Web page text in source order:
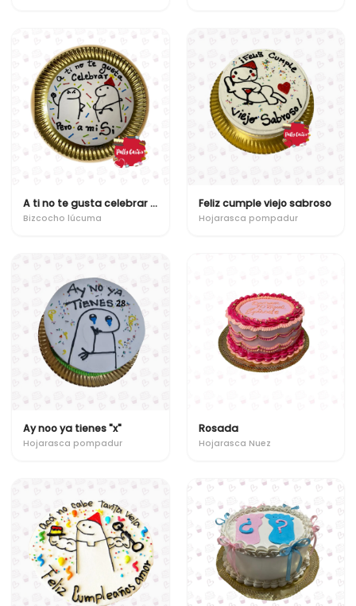
A ti no te gusta celebrar pero a mi si
Bizcocho lúcuma
Feliz cumple viejo sabroso
Hojarasca pompadur
Ay noo ya tienes "x"
Hojarasca pompadur
Rosada
Hojarasca Nuez